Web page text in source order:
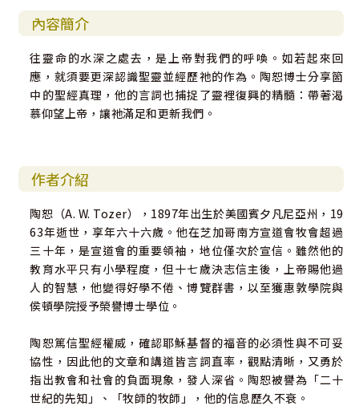
內容簡介
往靈命的水深之處去，是上帝對我們的呼喚。如若起來回
應，就須要更深認識聖靈並經歷祂的作為。陶恕博士分享箇
中的聖經真理，他的言詞也捕捉了靈裡復興的精髓：帶著渴
慕仰望上帝，讓祂滿足和更新我們。
作者介紹
陶恕（A. W. Tozer），1897年出生於美國賓夕凡尼亞州，19
63年逝世，享年六十六歲。他在芝加哥南方宣道會牧會超過
三十年，是宣道會的重要領袖，地位僅次於宣信。雖然他的
教育水平只有小學程度，但十七歲決志信主後，上帝賜他過
人的智慧，他變得好學不倦、博覽群書，以至獲惠敦學院與
侯頓學院授予榮譽博士學位。
陶恕篤信聖經權威，確認耶穌基督的福音的必須性與不可妥
協性，因此他的文章和講道皆言詞直率，觀點清晰，又勇於
指出教會和社會的負面現象，發人深省。陶恕被譽為「二十
世紀的先知」、「牧師的牧師」，他的信息歷久不衰。